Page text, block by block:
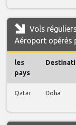
Vols
Aéroport opérés
les
pays
Qatar Doha